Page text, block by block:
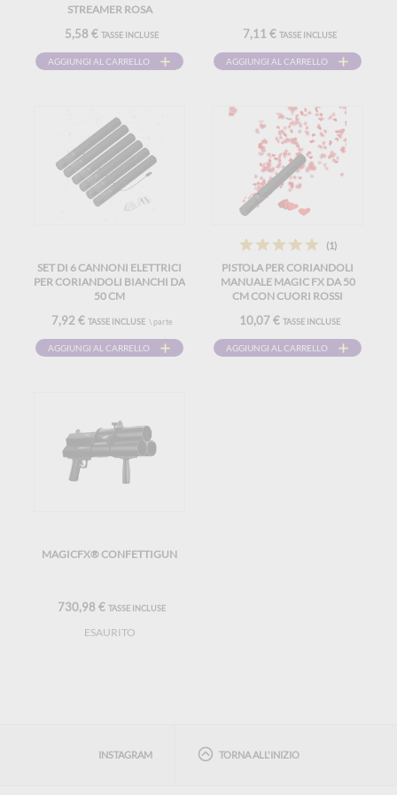
STREAMER ROSA
5,58 € TASSE INCLUSE
AGGIUNGI AL CARRELLO
7,11 € TASSE INCLUSE
AGGIUNGI AL CARRELLO
SET DI 6 CANNONI ELETTRICI
PER CORIANDOLI BIANCHI DA
50 CM
7,92 € TASSE INCLUSE\ parte
AGGIUNGI AL CARRELLO
(1)
PISTOLA PER CORIANDOLI
MANUALE MAGIC FX DA 50
CM CON CUORI ROSSI
10,07 € TASSE INCLUSE
AGGIUNGI AL CARRELLO
MAGICFX® CONFETTIGUN
730,98 € TASSE INCLUSE
ESAURITO
INSTAGRAM TORNA ALL'INIZIO